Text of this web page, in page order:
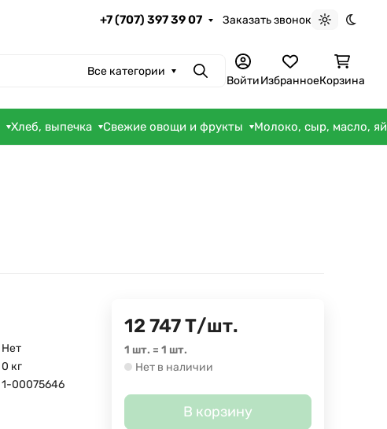
+7 (707) 397 39 07 Заказать звонок
Светлая
Все категории ПоискВойтиИзбранноеКорзина
Хлеб, выпечка Свежие овощи и фрукты Молоко, сыр, масло,
Нет
0 кг
1-00075646
12 747Т/шт.
1 шт. =1 шт.
Нет в наличии
В корзину